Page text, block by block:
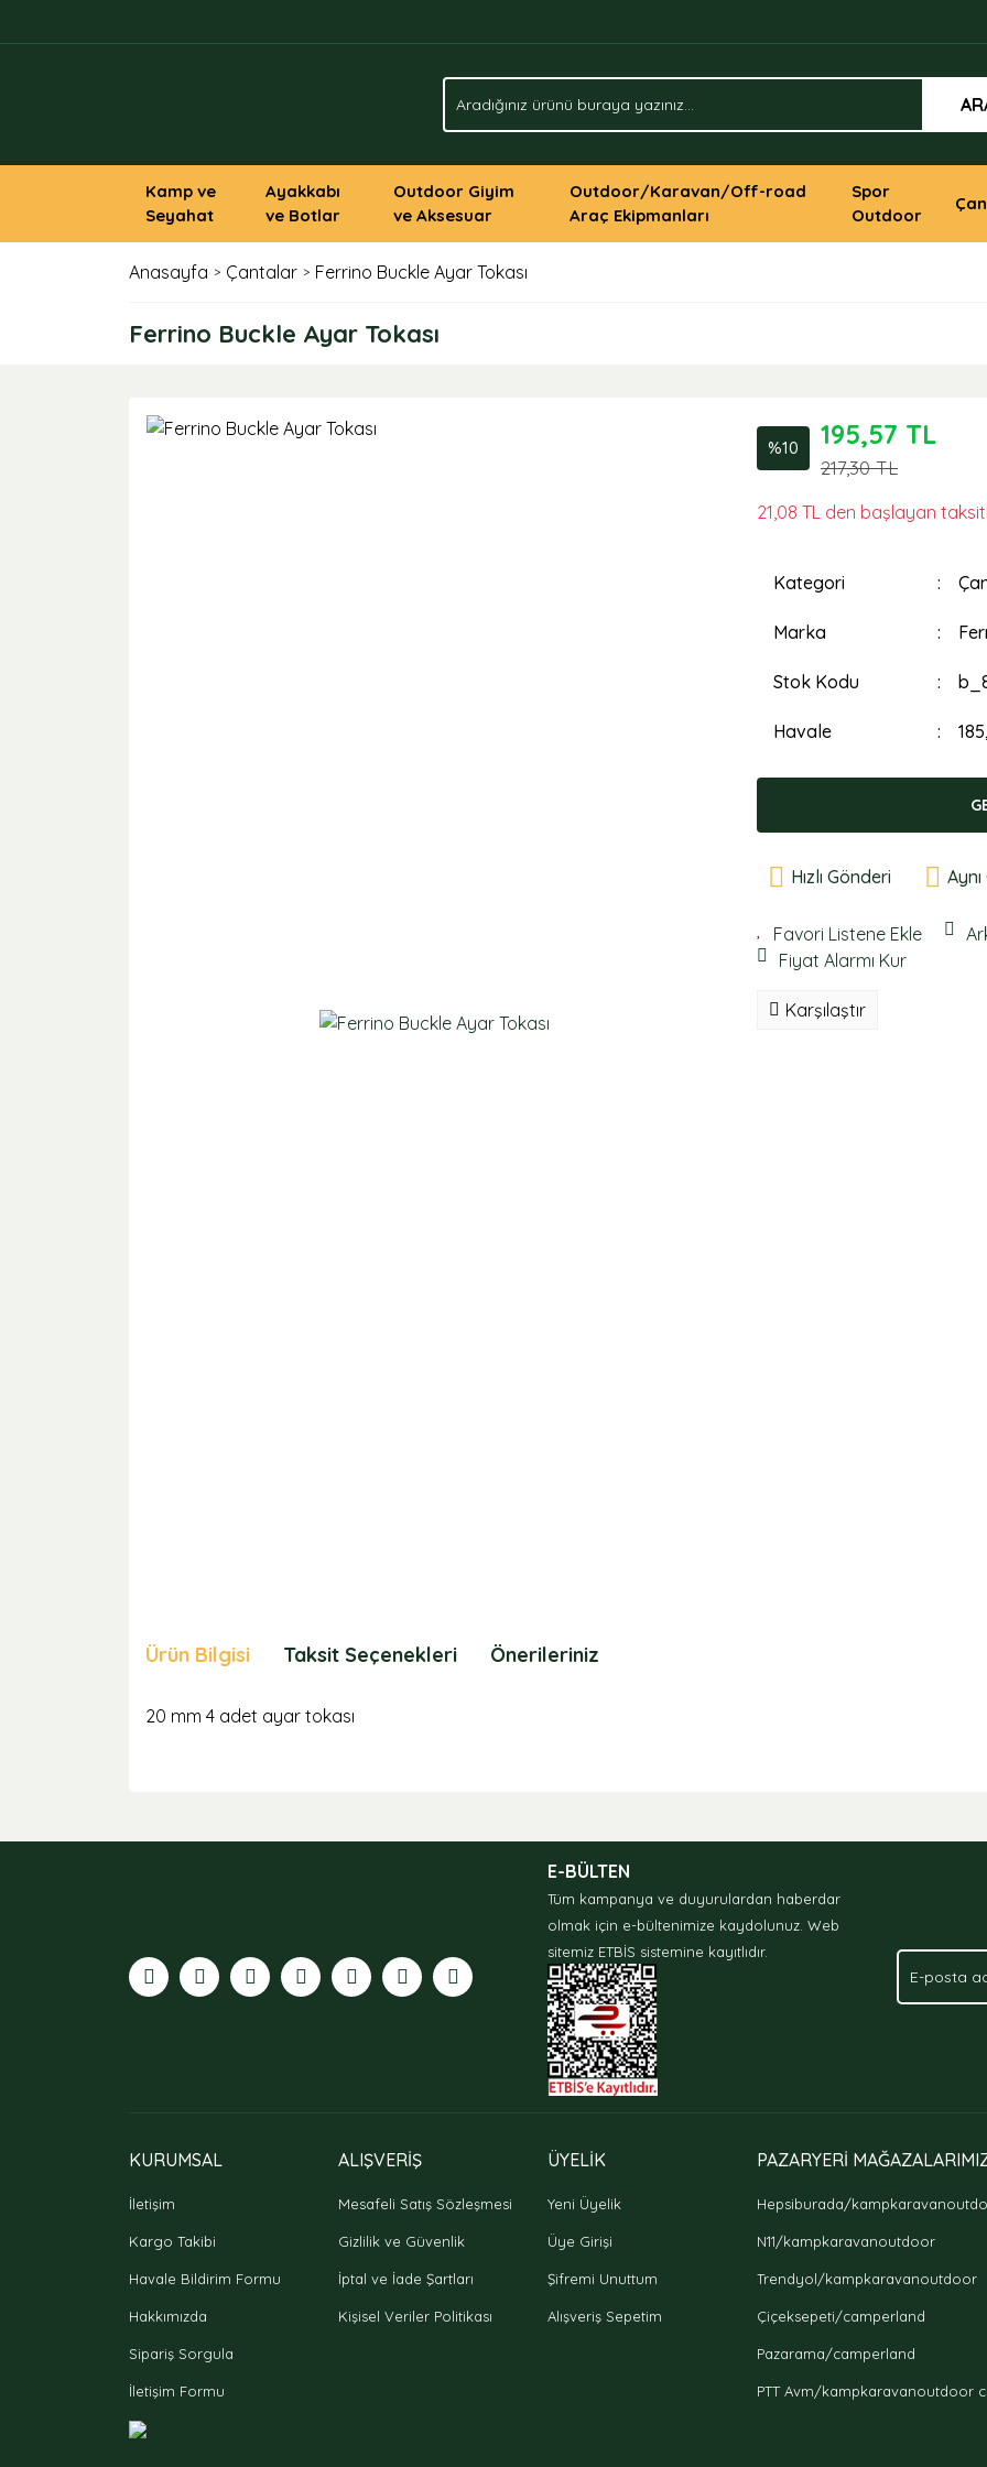
Kamp ve
Seyahat
Ayakkabı
ve Botlar
Outdoor Giyim
ve Aksesuar
Outdoor/Karavan/Off-road
Araç Ekipmanları
Spor
Outdoor
Anasayfa Çantalar Ferrino Buckle Ayar Tokası
Ferrino Buckle Ayar Tokası
%10 195,57 TL
217,30 TL
21,08 TL den başlayan
Kategori
Marka
Stok Kodu
Havale
Hızlı Gönderi
Fiyat Alarmı Kur
Karşılaştır
Ürün Bilgisi Taksit Seçenekleri Önerileriniz
20 mm 4 adet ayar tokası
Ürün fiyatı diğer sitelerden daha pahalı.
Bu ürüne benzer farklı alternatifler olmalı.
E-BÜLTEN
Tüm kampanya ve duyurulardan haberdar
olmak için e-bültenimize kaydolunuz. Web
sitemiz ETBİS sistemine kayıtlıdır.
KURUMSAL
İletişim
Kargo Takibi
Havale Bildirim Formu
Hakkımızda
Sipariş Sorgula
İletişim Formu
ALIŞVERİŞ
Mesafeli Satış Sözleşmesi
Gizlilik ve Güvenlik
İptal ve İade Şartları
Kişisel Veriler Politikası
ÜYELİK
Yeni Üyelik
Üye Girişi
Şifremi Unuttum
Alışveriş Sepetim
PAZARYERİ
Hepsiburada/
N11/kampkaravanoutdoor
Trendyol/kampkaravanoutdoor
Çiçeksepeti/camperland
Pazarama/camperland
PTT Avm/kampkaravanoutdoor